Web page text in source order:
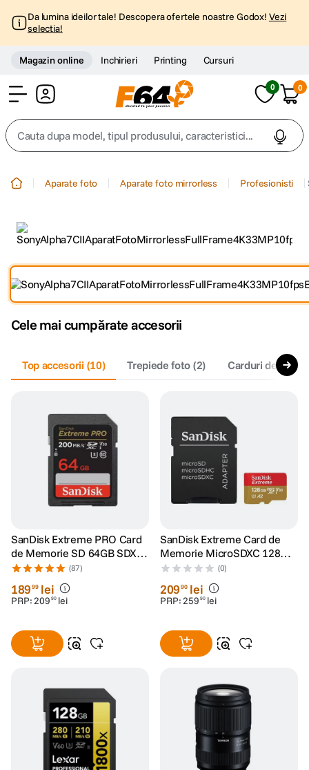
Da lumina ideilor tale! Descopera ofertele noastre Godox! Vezi
selectia!
Magazin online Inchirieri Printing Cursuri
0 0
Cauta dupa model, tipul produsului, caracteristici...
2. trepied
4. peak design
6 lavaliera
dji mic mini
dji osmo
insta 360
Aparate foto Aparate foto mirrorless Profesionisti
Cele mai cumpărate accesorii
Top accesorii (10) Trepiede foto (2) Carduri de
SanDisk Extreme PRO Card
de Memorie SD 64GB SDXC
UHS-I Class 10 U3 V30 + 2
Ani RescuePRO Deluxe
(87)
18999 lei
PRP:209 90 lei
SanDisk Extreme Card de
Memorie MicroSDXC 128GB
A2 C10 V30 UHS-I U3 +
Adaptor SD + 1 An
RescuePRO Deluxe
(0)
20990 lei
PRP:259 90 lei